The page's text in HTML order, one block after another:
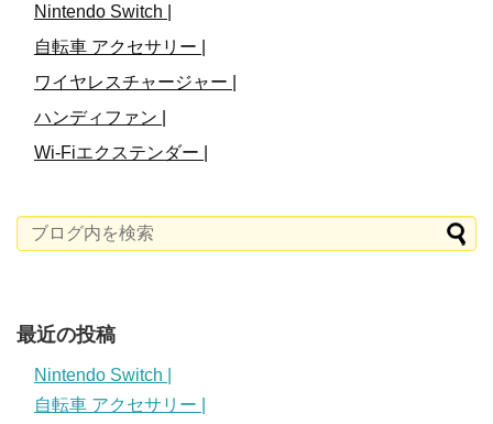
Nintendo Switch |
自転車 アクセサリー |
ワイヤレスチャージャー |
ハンディファン |
Wi-Fiエクステンダー |
最近の投稿
Nintendo Switch |
自転車 アクセサリー |